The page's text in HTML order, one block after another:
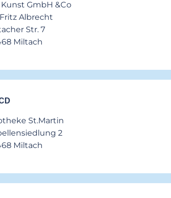
Kunst GmbH &Co
Albrecht
Str. 7
Miltach
St.Martin
2
Miltach